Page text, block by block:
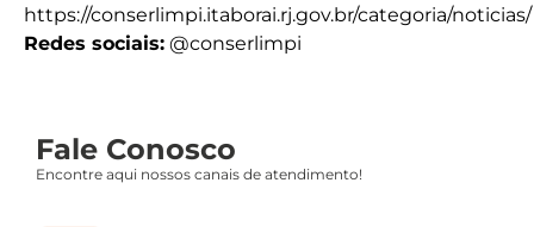
https://conserlimpi.itaborai.rj.gov.br/categoria/noticias/
Redes sociais: @conserlimpi
Fale Conosco
Encontre aqui nossos canais de atendimento!